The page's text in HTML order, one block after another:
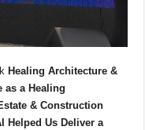
Healing Architecture &
as a Healing
& Construction
Helped Us Deliver a